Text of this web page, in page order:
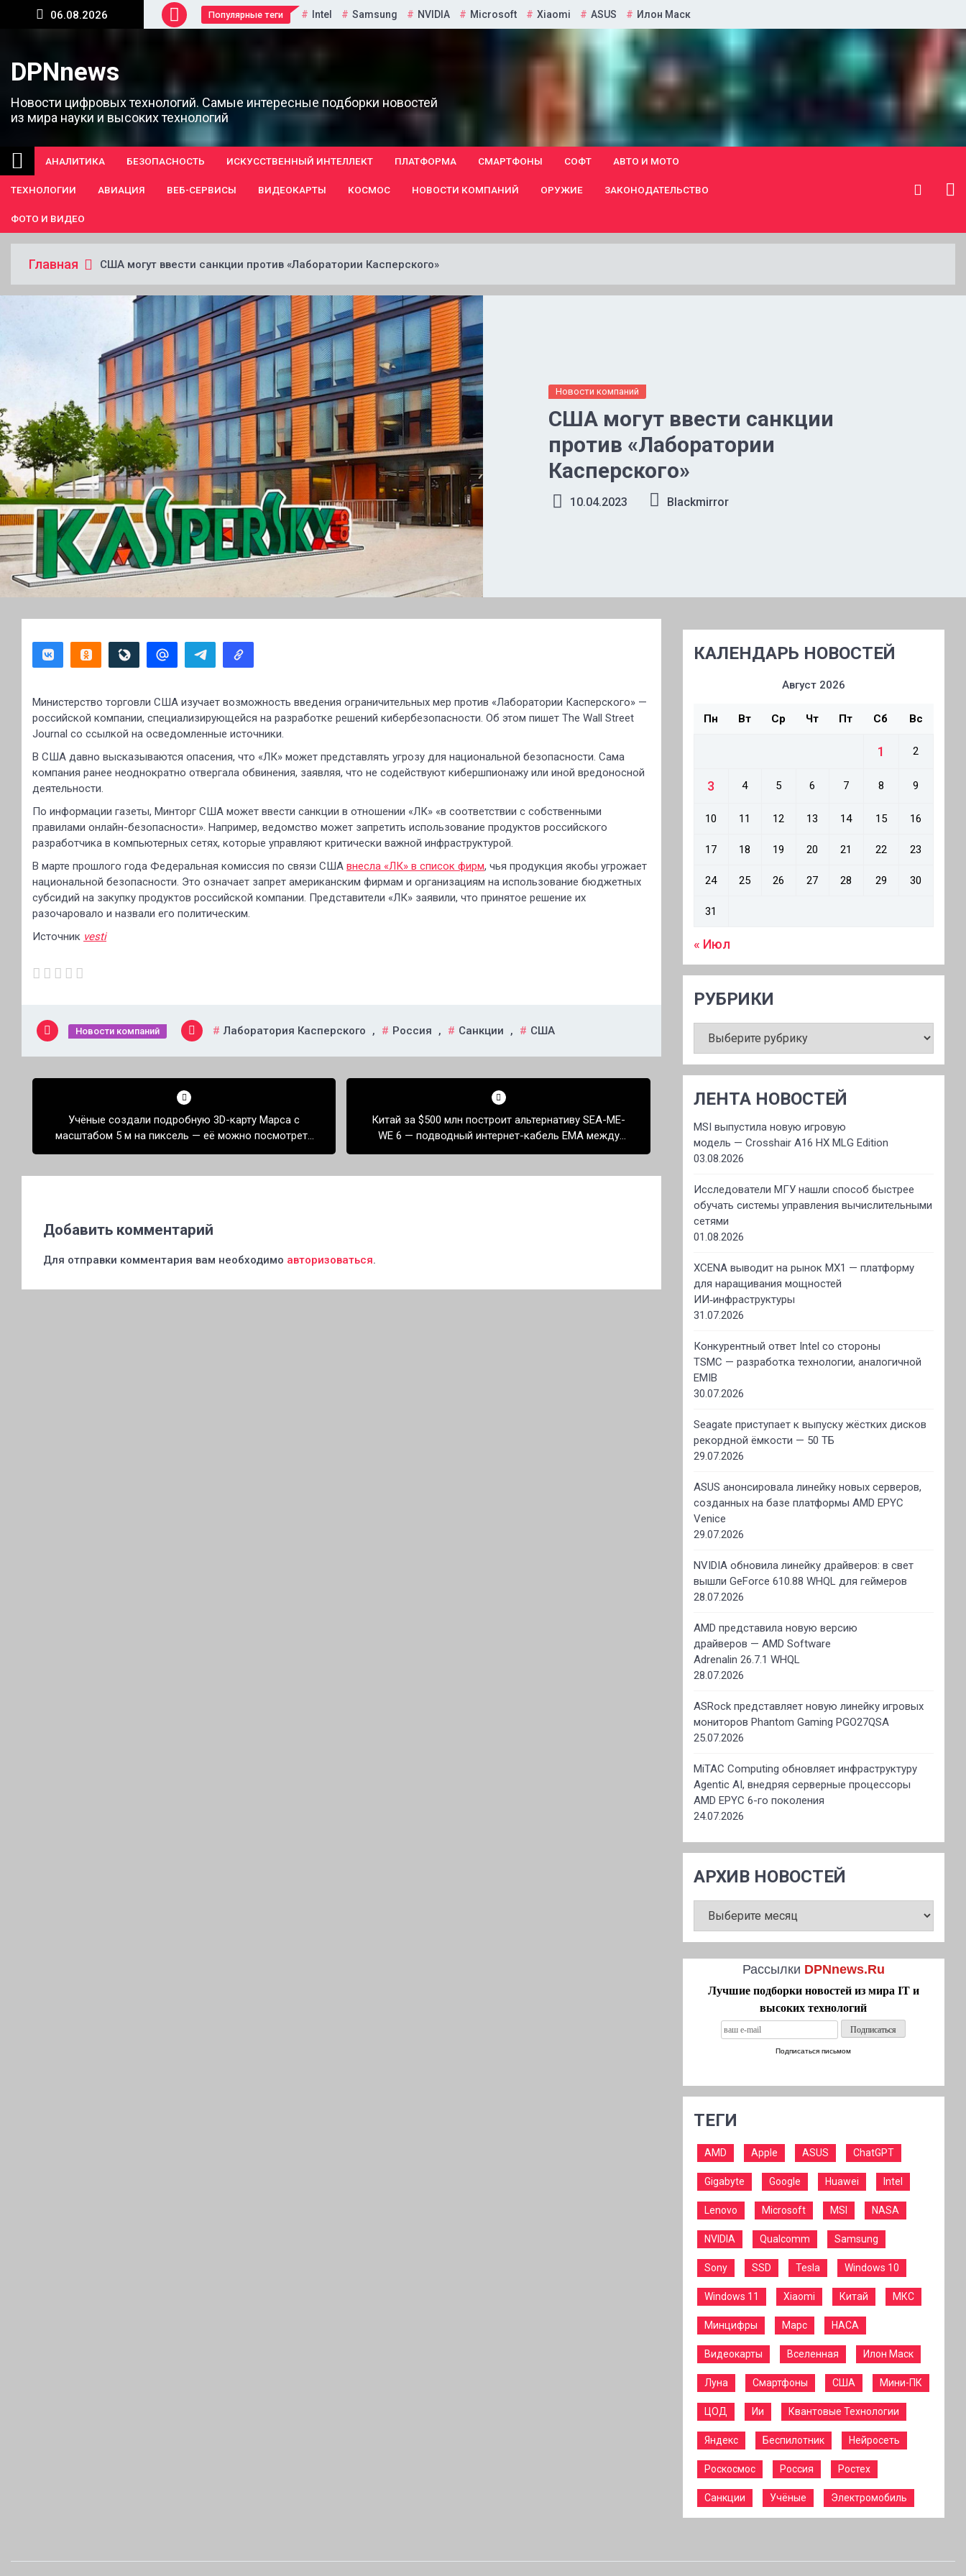
Перейти
06.08.2026 Популярные теги Intel Samsung NVIDIA Microsoft Xiaomi ASUS Илон Маск
DPNnews
Новости цифровых технологий. Самые интересные подборки новостей
из мира науки и высоких технологий
АНАЛИТИКА БЕЗОПАСНОСТЬ ИСКУССТВЕННЫЙ ИНТЕЛЛЕКТ ПЛАТФОРМА СМАРТФОНЫ СОФТ АВТО И МОТО
ТЕХНОЛОГИИ АВИАЦИЯ ВЕБ-СЕРВИСЫ ВИДЕОКАРТЫ КОСМОС НОВОСТИ КОМПАНИЙ ОРУЖИЕ ЗАКОНОДАТЕЛЬСТВО
ФОТО И ВИДЕО
Главная США могут ввести санкции против «Лаборатории Касперского»
Новости компаний
США могут ввести санкции
против «Лаборатории
Касперского»
10.04.2023 Blackmirror
Министерство торговли США изучает возможность введения ограничительных мер против «Лаборатории Касперского» —
российской компании, специализирующейся на разработке решений кибербезопасности. Об этом пишет The Wall Street
Journal со ссылкой на осведомленные источники.
В США давно высказываются опасения, что «ЛК» может представлять угрозу для национальной безопасности. Сама
компания ранее неоднократно отвергала обвинения, заявляя, что не содействуют кибершпионажу или иной вредоносной
деятельности.
По информации газеты, Минторг США может ввести санкции в отношении «ЛК» «в соответствии с собственными
правилами онлайн-безопасности». Например, ведомство может запретить использование продуктов российского
разработчика в компьютерных сетях, которые управляют критически важной инфраструктурой.
В марте прошлого года Федеральная комиссия по связи США внесла «ЛК» в список фирм, чья продукция якобы угрожает
национальной безопасности. Это означает запрет американским фирмам и организациям на использование бюджетных
субсидий на закупку продуктов российской компании. Представители «ЛК» заявили, что принятое решение их
разочаровало и назвали его политическим.
Источник vesti
Новости компаний Лаборатория Касперского , Россия , Санкции , США
Навигация
записямУчёные создали подробную 3D-карту Марса с
масштабом 5 м на пиксель — её можно посмотреть
онлайн
Китай за $500 млн построит альтернативу SEA-ME-
WE 6 — подводный интернет-кабель EMA между
Азией и Европой
Добавить комментарий
Для отправки комментария вам необходимо авторизоваться.
КАЛЕНДАРЬ НОВОСТЕЙ
Август 2026
Пн Вт Ср Чт Пт Сб Вс
1 2
3 4 5 6 7 8 9
10 11 12 13 14 15 16
17 18 19 20 21 22 23
24 25 26 27 28 29 30
31
« Июл
РУБРИКИ
ЛЕНТА НОВОСТЕЙ
MSI выпустила новую игровую
модель — Crosshair A16 HX MLG Edition
03.08.2026
Исследователи МГУ нашли способ быстрее
обучать системы управления вычислительными
сетями
01.08.2026
XCENA выводит на рынок MX1 — платформу
для наращивания мощностей
ИИ‑инфраструктуры
31.07.2026
Конкурентный ответ Intel со стороны
TSMC — разработка технологии, аналогичной
EMIB
30.07.2026
Seagate приступает к выпуску жёстких дисков
рекордной ёмкости — 50 ТБ
29.07.2026
ASUS анонсировала линейку новых серверов,
созданных на базе платформы AMD EPYC
Venice
29.07.2026
NVIDIA обновила линейку драйверов: в свет
вышли GeForce 610.88 WHQL для геймеров
28.07.2026
AMD представила новую версию
драйверов — AMD Software
Adrenalin 26.7.1 WHQL
28.07.2026
ASRock представляет новую линейку игровых
мониторов Phantom Gaming PGO27QSA
25.07.2026
MiTAC Computing обновляет инфраструктуру
Agentic AI, внедряя серверные процессоры
AMD EPYC 6-го поколения
24.07.2026
АРХИВ НОВОСТЕЙ
НОВОСТЕЙ
Рассылки DPNnews.Ru
Лучшие подборки новостей из мира IT и
высоких технологий
Подписаться письмом
ТЕГИ
AMD Apple ASUS ChatGPT
Gigabyte Google Huawei Intel
Lenovo Microsoft MSI NASA
NVIDIA Qualcomm Samsung
Sony SSD Tesla Windows 10
Windows 11 Xiaomi Китай МКС
Минцифры Марс НАСА
Видеокарты Вселенная Илон Маск
Луна Смартфоны США Мини-ПК
ЦОД Ии Квантовые Технологии
Яндекс Беспилотник Нейросеть
Роскосмос Россия Ростех
Санкции Учёные Электромобиль